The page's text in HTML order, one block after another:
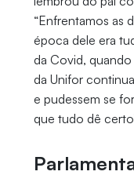
“Enfrentamos as
época dele era
da Covid,
da Unifor
e pudessem se
que tudo dê